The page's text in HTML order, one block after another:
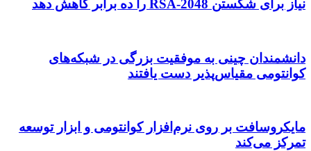
نیاز برای شکستن RSA-2048 را ده برابر کاهش دهد
دانشمندان چینی به موفقیت بزرگی در شبکه‌های
کوانتومی مقیاس‌پذیر دست یافتند
مایکروسافت بر روی نرم‌افزار کوانتومی و ابزار توسعه
تمرکز می‌کند